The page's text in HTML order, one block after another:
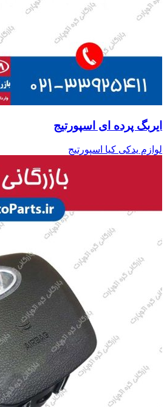
ایربگ پرده ای اسپورتیج
لوازم یدکی کیا اسپورتیج